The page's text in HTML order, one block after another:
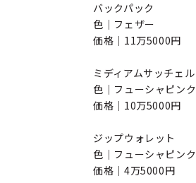
バックパック
色｜フェザー
価格｜11万5000円
ミディアムサッチェル
色｜フューシャピンク
価格｜10万5000円
ジップウォレット
色｜フューシャピン
価格｜4万5000円